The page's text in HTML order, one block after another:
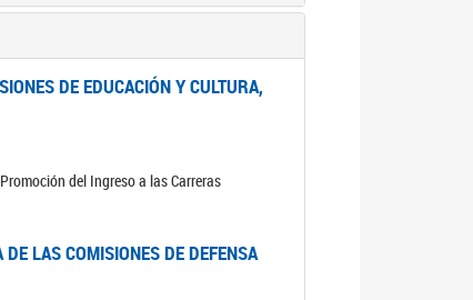
DE EDUCACIÓN Y CULTURA,
del Ingreso a las Carreras
LAS COMISIONES DE DEFENSA